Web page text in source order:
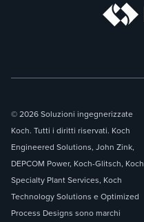
© 2026 Soluzioni ingegnerizzate
Koch. Tutti i diritti riservati. Koch
Engineered Solutions, John Zink,
DEPCOM Power, Koch-Glitsch, Koch
Specialty Plant Services, Koch
Technology Solutions e Optimized
Process Designs sono marchi